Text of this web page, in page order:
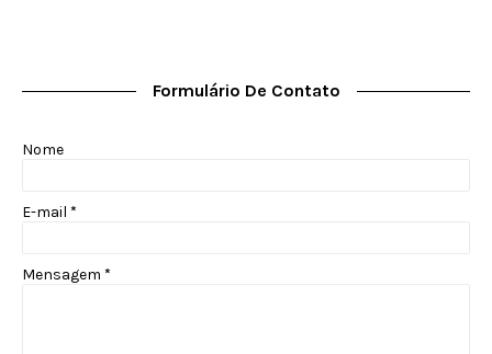
Formulário De Contato
Nome
E-mail *
Mensagem *